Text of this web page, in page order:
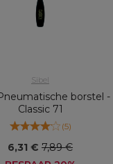
Sibel
borstel -
Classic 71
(5)
6,31 € 7,89 €